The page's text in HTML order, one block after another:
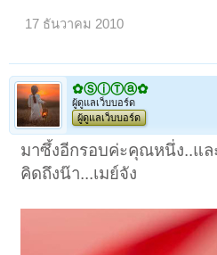
17 ธันวาคม 2010
✿ⓈⓘⓉⓐ✿
ผู้ดูแลเว็บบอร์ด
ผู้ดูแลเว็บบอร์ด
มาซึ้งอีกรอบค่ะคุณหนึ่ง..แล
คิดถึงน๊า...เมย์จัง